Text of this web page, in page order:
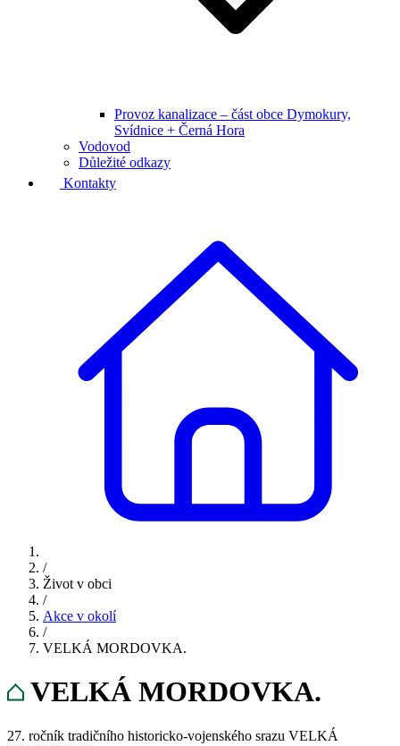
Provoz kanalizace – část obce Dymokury,
Svídnice + Černá Hora
Vodovod
Důležité odkazy
Kontakty
/
Život v obci
/
Akce v okolí
/
VELKÁ MORDOVKA.
VELKÁ MORDOVKA.
27. ročník tradičního historicko-vojenského srazu VELKÁ